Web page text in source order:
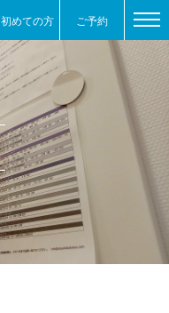
初めての方 ご予約